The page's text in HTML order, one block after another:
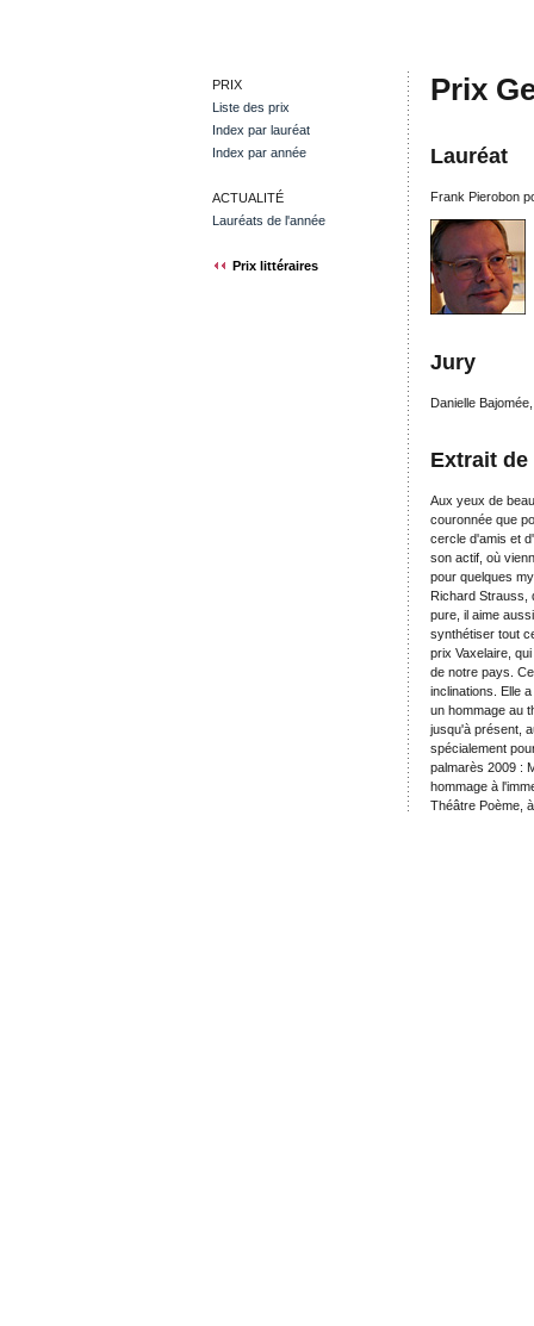
PRIX
Liste des prix
Index par lauréat
Index par année
ACTUALITÉ
Lauréats de l'année
Prix littéraires
Prix
Lauréat
Frank Pierobon
Jury
Danielle
Extrait
Aux yeux de
couronnée que
cercle d'amis et
son actif, où
pour quelques
Richard Strauss,
pure, il aime
synthétiser tout
prix Vaxelaire,
de notre pays.
inclinations. Elle
un hommage au
jusqu'à présent,
spécialement
palmarès 2009 :
hommage à
Théâtre Poème,